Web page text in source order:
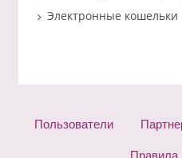
Электронные кошельки
Пользователи